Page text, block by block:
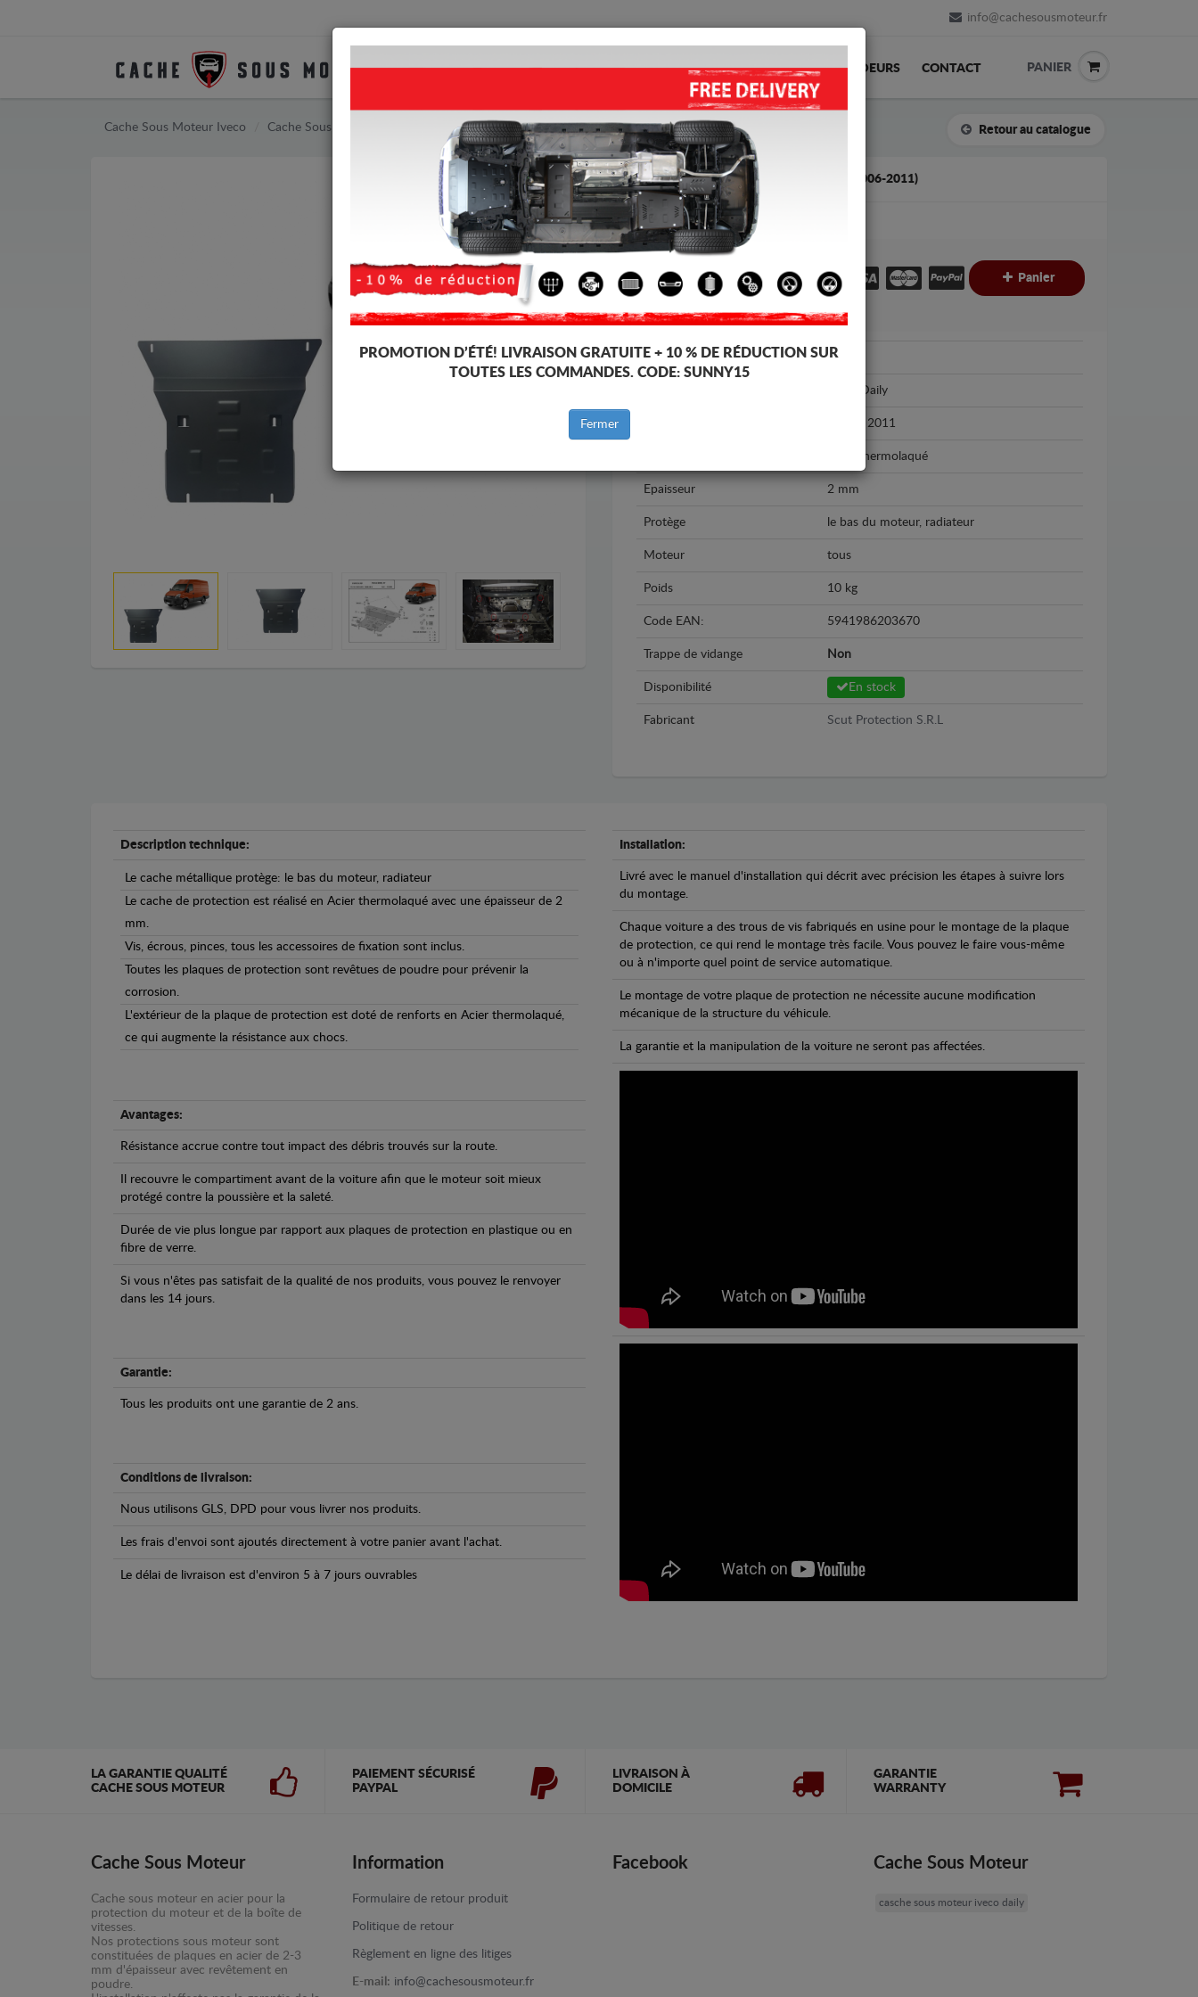
info@cachesousmoteur.fr
PROTECTION ACCUEIL LIVRAISON AVIS REVENDEURS CONTACT PANIER
Cache Sous Moteur Iveco Cache Sous Moteur Iveco Daily Retour au catalogue
CACHE SOUS MOTEUR IVECO DAILY 4 (2006-2011)
Code d'article: 12.600
186€
TTC
Panier
Marque Iveco
Iveco Daily
2006 - 2011
Acier thermolaqué
Epaisseur 2 mm
Protège le bas du moteur, radiateur
Moteur tous
Poids 10 kg
Code EAN: 5941986203670
Trappe de vidange Non
Disponibilité En stock
Fabricant Scut Protection S.R.L
Description technique:
Le cache métallique protège: le bas du moteur, radiateur
Le cache de protection est réalisé en Acier thermolaqué avec une épaisseur de 2
mm.
Vis, écrous, pinces, tous les accessoires de fixation sont inclus.
Toutes les plaques de protection sont revêtues de poudre pour prévenir la
corrosion.
L'extérieur de la plaque de protection est doté de renforts en Acier thermolaqué,
ce qui augmente la résistance aux chocs.
Avantages:
Résistance accrue contre tout impact des débris trouvés sur la route.
Il recouvre le compartiment avant de la voiture afin que le moteur soit mieux
protégé contre la poussière et la saleté.
Durée de vie plus longue par rapport aux plaques de protection en plastique ou en
fibre de verre.
Si vous n'êtes pas satisfait de la qualité de nos produits, vous pouvez le renvoyer
dans les 14 jours.
Garantie:
Tous les produits ont une garantie de 2 ans.
Conditions de livraison:
Nous utilisons GLS, DPD pour vous livrer nos produits.
Les frais d'envoi sont ajoutés directement à votre panier avant l'achat.
Le délai de livraison est d'environ 5 à 7 jours ouvrables
Installation:
Livré avec le manuel d'installation qui décrit avec précision les étapes à suivre lors
du montage.
Chaque voiture a des trous de vis fabriqués en usine pour le montage de la plaque
de protection, ce qui rend le montage très facile. Vous pouvez le faire vous-même
ou à n'importe quel point de service automatique.
Le montage de votre plaque de protection ne nécessite aucune modification
mécanique de la structure du véhicule.
La garantie et la manipulation de la voiture ne seront pas affectées.
LA GARANTIE QUALITÉ
CACHE SOUS MOTEUR
PAIEMENT SÉCURISÉ
PAYPAL
LIVRAISON À
DOMICILE
GARANTIE
WARRANTY
Cache Sous Moteur
Cache sous moteur en acier pour la
protection du moteur et de la boîte de
vitesses.
Nos protections sous moteur sont
constituées de plaques en acier de 2-3
mm d'épaisseur avec revêtement en
poudre.
Information
Formulaire de retour produit
Politique de retour
Règlement en ligne des litiges
E-mail: info@cachesousmoteur.fr
Facebook Cache Sous Moteur
casche sous moteur iveco daily
PROMOTION D’ÉTÉ! LIVRAISON GRATUITE + 10 % DE RÉDUCTION SUR
TOUTES LES COMMANDES. CODE: SUNNY15
Fermer